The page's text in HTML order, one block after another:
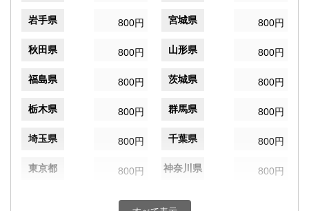
岩手県 800円 宮城県 800円
秋田県 800円 山形県 800円
福島県 800円 茨城県 800円
栃木県 800円 群馬県 800円
埼玉県 800円 千葉県 800円
東京都 800円 神奈川県 800円
800円 富山県